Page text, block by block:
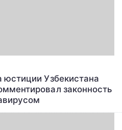
Узбекистана
законность